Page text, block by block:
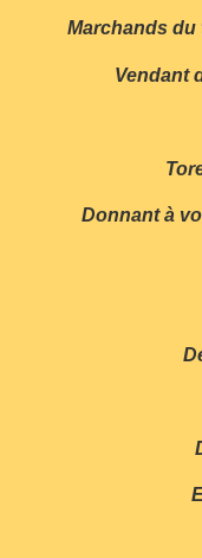
Marchands du
Vendant
Donnant à